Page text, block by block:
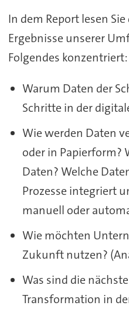
In dem Report lesen
Ergebnisse unserer
Folgendes konzentriert:
Warum Daten der
Schritte in der
Wie werden Daten
oder in Papierform?
Daten? Welche
Prozesse integriert
manuell oder
Wie möchten
Zukunft nutzen?
Was sind die
Transformation in